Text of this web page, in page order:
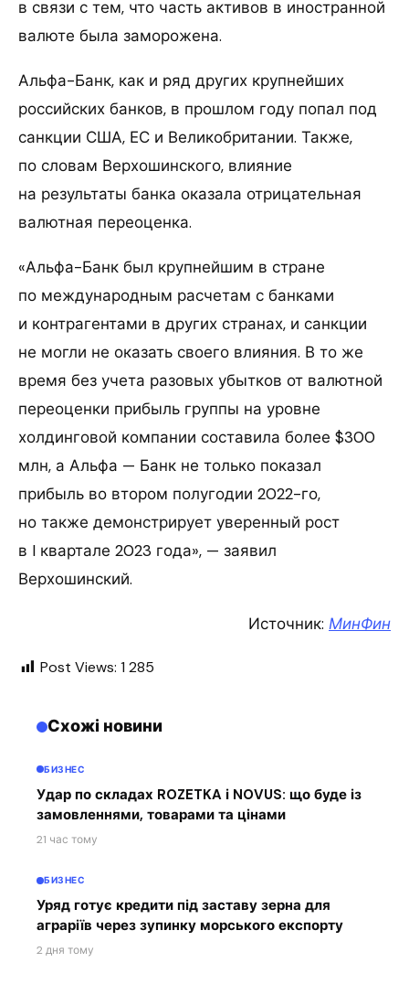
в связи с тем, что часть активов в иностранной
валюте была заморожена.
Альфа-Банк, как и ряд других крупнейших
российских банков, в прошлом году попал под
санкции США, ЕС и Великобритании. Также,
по словам Верхошинского, влияние
на результаты банка оказала отрицательная
валютная переоценка.
«Альфа-Банк был крупнейшим в стране
по международным расчетам с банками
и контрагентами в других странах, и санкции
не могли не оказать своего влияния. В то же
время без учета разовых убытков от валютной
переоценки прибыль группы на уровне
холдинговой компании составила более $300
млн, а Альфа — Банк не только показал
прибыль во втором полугодии 2022-го,
но также демонстрирует уверенный рост
в I квартале 2023 года», — заявил
Верхошинский.
Источник: МинФин
Post Views: 1 285
Схожі новини
БИЗНЕС
Удар по складах ROZETKA і NOVUS: що буде із
замовленнями, товарами та цінами
21 час тому
БИЗНЕС
Уряд готує кредити під заставу зерна для
аграріїв через зупинку морського експорту
2 дня тому